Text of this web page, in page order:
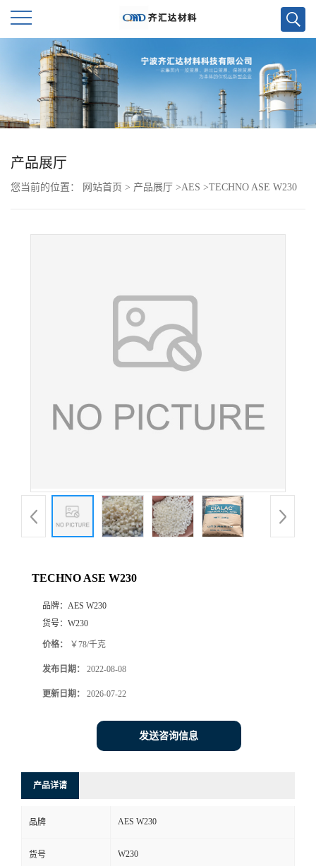
首
页
公
品
厅
系
产品展厅
您当前的位置： 网站首页 > 产品展厅 >AES >TECHNO ASE W230
TECHNO ASE W230
品牌： AES W230
货号： W230
价格： ￥78/千克
发布日期： 2022-08-08
更新日期： 2026-07-22
发送咨询信息
产品详请
品牌 AES W230
货号 W230